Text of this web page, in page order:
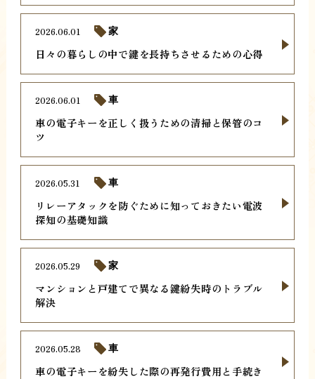
日々の暮らしの中で鍵を長持ちさせるための心得
2026.06.01 家
車の電子キーを正しく扱うための清掃と保管のコ
ツ
2026.06.01 車
リレーアタックを防ぐために知っておきたい電波
探知の基礎知識
2026.05.31 車
マンションと戸建てで異なる鍵紛失時のトラブル
解決
2026.05.29 家
車の電子キーを紛失した際の再発行費用と手続き
2026.05.28 車